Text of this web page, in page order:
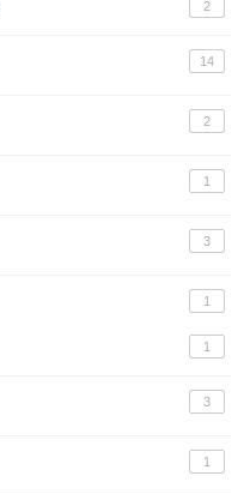
2
14
2
1
3
1
1
3
1